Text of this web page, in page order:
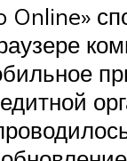
Online»